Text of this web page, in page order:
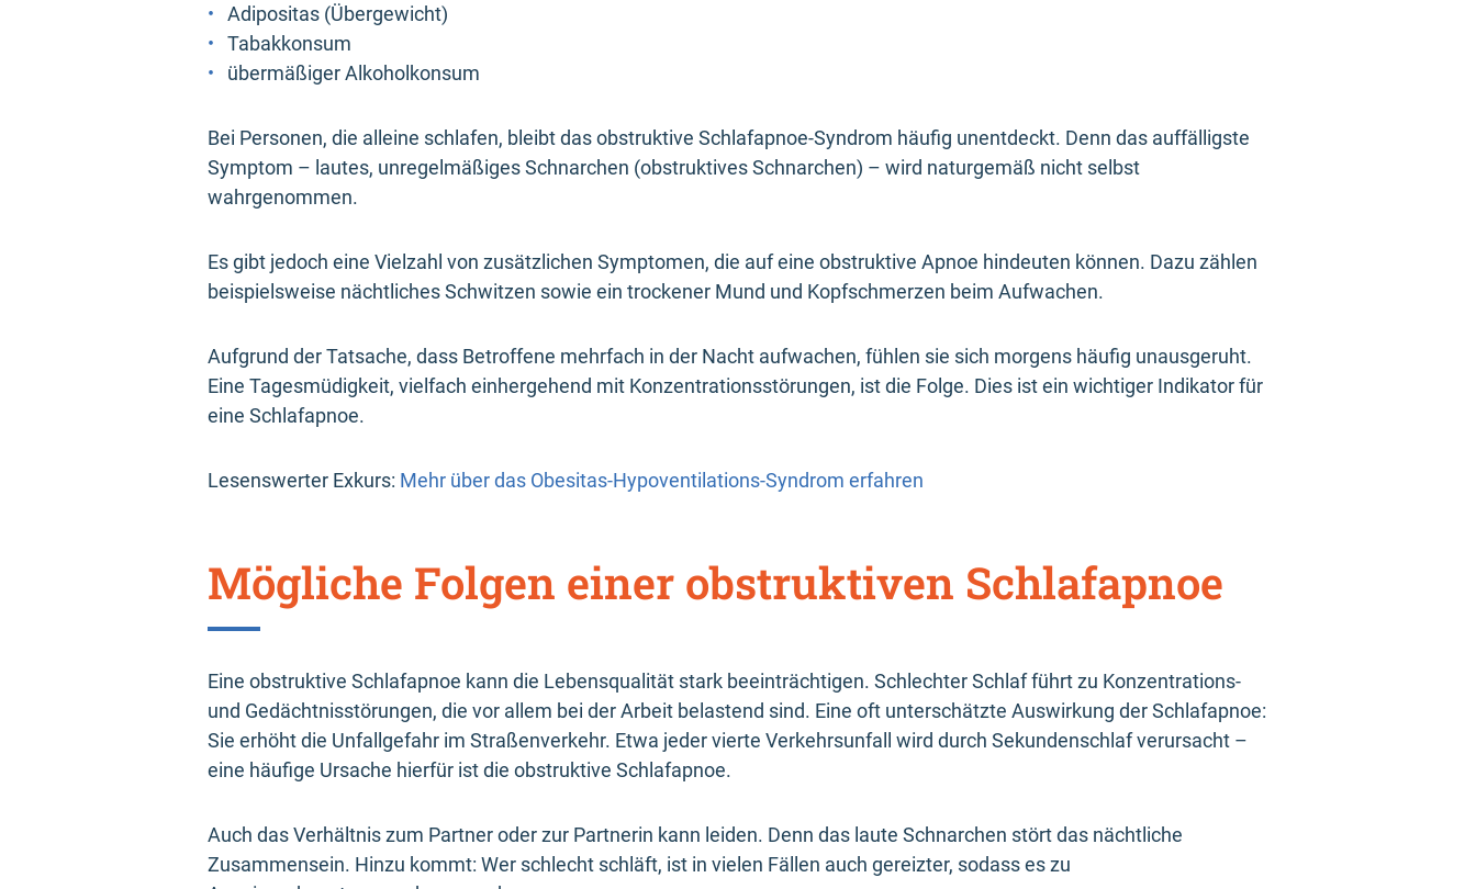
Adipositas (Übergewicht)
Tabakkonsum
übermäßiger Alkoholkonsum
Bei Personen, die alleine schlafen, bleibt das obstruktive Schlafapnoe-Syndrom häufig unentdeckt. Denn das auffälligste
Symptom – lautes, unregelmäßiges Schnarchen (obstruktives Schnarchen) – wird naturgemäß nicht selbst
wahrgenommen.
Es gibt jedoch eine Vielzahl von zusätzlichen Symptomen, die auf eine obstruktive Apnoe hindeuten können. Dazu zählen
beispielsweise nächtliches Schwitzen sowie ein trockener Mund und Kopfschmerzen beim Aufwachen.
Aufgrund der Tatsache, dass Betroffene mehrfach in der Nacht aufwachen, fühlen sie sich morgens häufig unausgeruht.
Eine Tagesmüdigkeit, vielfach einhergehend mit Konzentrationsstörungen, ist die Folge. Dies ist ein wichtiger Indikator für
eine Schlafapnoe.
Lesenswerter Exkurs: Mehr über das Obesitas-Hypoventilations-Syndrom erfahren
Mögliche Folgen einer obstruktiven Schlafapnoe
Eine obstruktive Schlafapnoe kann die Lebensqualität stark beeinträchtigen. Schlechter Schlaf führt zu Konzentrations-
und Gedächtnisstörungen, die vor allem bei der Arbeit belastend sind. Eine oft unterschätzte Auswirkung der Schlafapnoe:
Sie erhöht die Unfallgefahr im Straßenverkehr. Etwa jeder vierte Verkehrsunfall wird durch Sekundenschlaf verursacht –
eine häufige Ursache hierfür ist die obstruktive Schlafapnoe.
Auch das Verhältnis zum Partner oder zur Partnerin kann leiden. Denn das laute Schnarchen stört das nächtliche
Zusammensein. Hinzu kommt: Wer schlecht schläft, ist in vielen Fällen auch gereizter, sodass es zu